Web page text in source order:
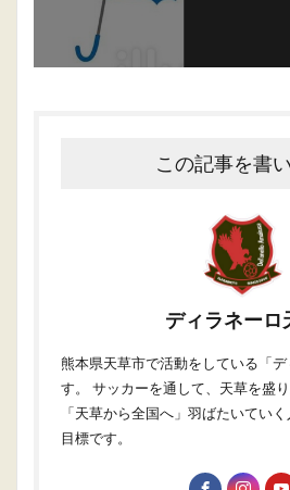
この記事を書
ディラネーロ
熊本県天草市で活動をしている「
す。 サッカーを通して、天草を盛り
「天草から全国へ」羽ばたいてい
目標です。